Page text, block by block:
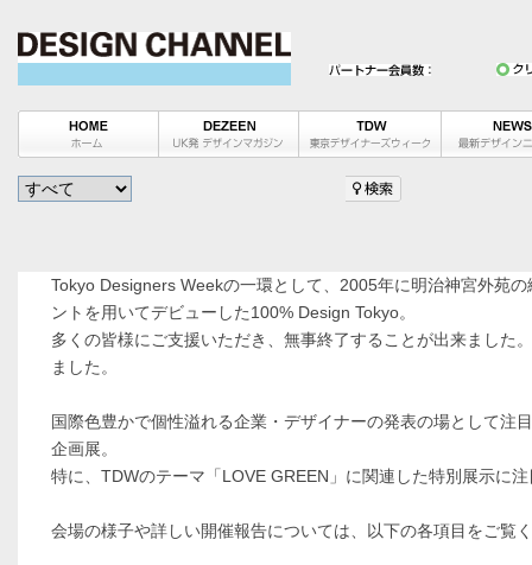
Tokyo Designers Weekの一環として、2005年に明治神宮外苑
ントを用いてデビューした100% Design Tokyo。
多くの皆様にご支援いただき、無事終了することが出来ました
ました。
国際色豊かで個性溢れる企業・デザイナーの発表の場として注
企画展。
特に、TDWのテーマ「LOVE GREEN」に関連した特別展示に
会場の様子や詳しい開催報告については、以下の各項目をご覧